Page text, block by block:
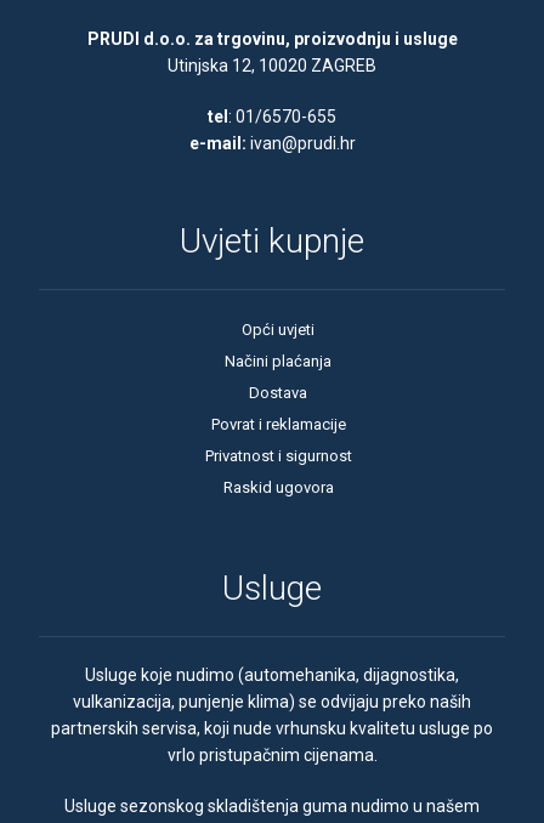
PRUDI d.o.o. za trgovinu, proizvodnju i usluge
Utinjska 12, 10020 ZAGREB
tel : 01/6570-655
e-mail: ivan@prudi.hr
Uvjeti kupnje
Opći uvjeti
Načini plaćanja
Dostava
Povrat i reklamacije
Privatnost i sigurnost
Raskid ugovora
Usluge
Usluge koje nudimo (automehanika, dijagnostika,
vulkanizacija, punjenje klima) se odvijaju preko naših
partnerskih servisa, koji nude vrhunsku kvalitetu usluge po
vrlo pristupačnim cijenama.
Usluge sezonskog skladištenja guma nudimo u našem